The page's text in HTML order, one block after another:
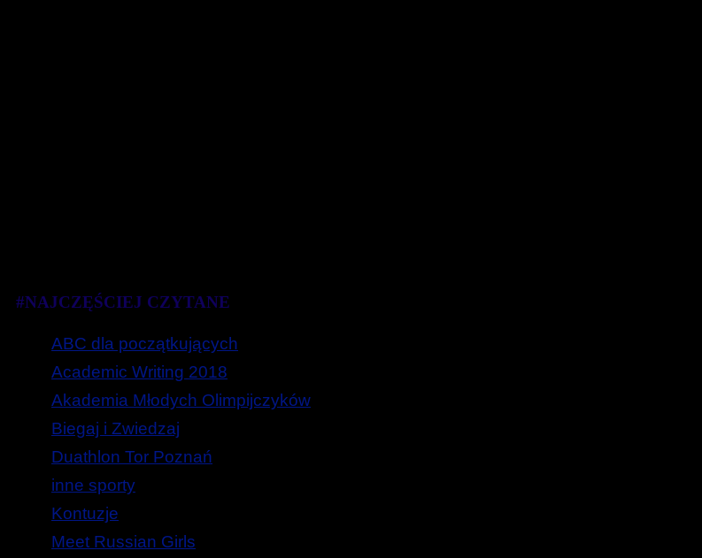
#NAJCZĘŚCIEJ CZYTANE
ABC dla początkujących
Academic Writing 2018
Akademia Młodych Olimpijczyków
Biegaj i Zwiedzaj
Duathlon Tor Poznań
inne sporty
Kontuzje
Meet Russian Girls